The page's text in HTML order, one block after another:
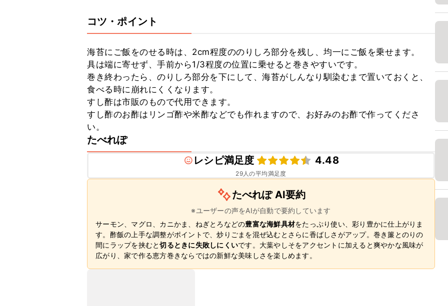
コツ・ポイント
海苔にご飯をのせる時は、2cm程度ののりしろ部分を残し、均一にご飯を乗せます。
具は端に寄せず、手前から1/3程度の位置に乗せると巻きやすいです。
巻き終わったら、のりしろ部分を下にして、海苔がしんなり馴染むまで置いておくと、
食べる時に崩れにくくなります。
すし酢は市販のもので代用できます。
すし酢のお酢はリンゴ酢や米酢などでも作れますので、お好みのお酢で作ってくださ
い。
たべれぽ
レシピ満足度
4.48
29人の平均満足度
たべれぽ AI要約
※ユーザーの声をAIが自動で要約しています
サーモン、マグロ、カニかま、ねぎとろなどの豊富な海鮮具材をたっぷり使い、彩り豊かに仕上がりま
す。酢飯の上手な調整がポイントで、炒りごまを混ぜ込むとさらに香ばしさがアップ。巻き簾とのりの
間にラップを挟むと切るときに失敗しにくいです。大葉やしそをアクセントに加えると爽やかな風味が
広がり、家で作る恵方巻きならではの新鮮な美味しさを楽しめます。